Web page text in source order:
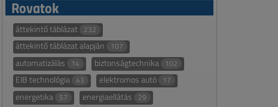
Rovatok
áttekintő táblázat 232
áttekintő táblázat alapján 107
automatizálás 14 biztonságtechnika 102
EIB technológia 43 elektromos autó 17
energetika 57 energiaellátás 29